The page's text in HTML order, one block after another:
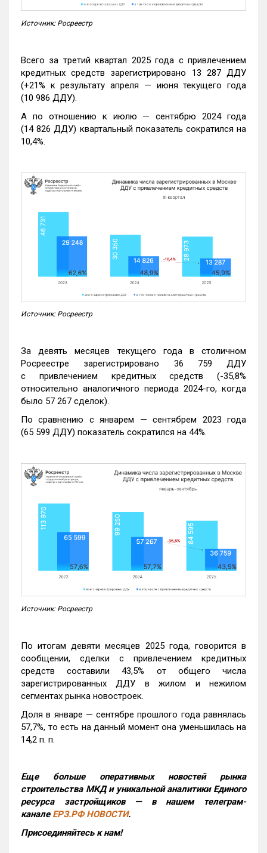
Источник: Росреестр
Всего за третий квартал 2025 года с привлечением
кредитных средств зарегистрировано 13 287 ДДУ
(+21% к результату апреля — июня текущего года
(10 986 ДДУ).
А по отношению к июлю — сентябрю 2024 года
(14 826 ДДУ) квартальный показатель сократился на
10,4%.
Источник: Росреестр
За девять месяцев текущего года в столичном
Росреестре зарегистрировано 36 759 ДДУ
с привлечением кредитных средств (-35,8%
относительно аналогичного периода 2024-го, когда
было 57 267 сделок).
По сравнению с январем — сентябрем 2023 года
(65 599 ДДУ) показатель сократился на 44%.
Источник: Росреестр
По итогам девяти месяцев 2025 года, говорится в
сообщении, сделки с привлечением кредитных
средств составили 43,5% от общего числа
зарегистрированных ДДУ в жилом и нежилом
сегментах рынка новостроек.
Доля в январе — сентябре прошлого года равнялась
57,7%, то есть на данный момент она уменьшилась на
14,2 п. п.
Еще больше оперативных новостей рынка
строительства МКД и уникальной аналитики Единого
ресурса застройщиков — в нашем телеграм-
канале ЕРЗ.РФ НОВОСТИ.
Присоединяйтесь к нам!